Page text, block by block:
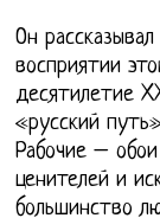
Он
восприятии
десятилетие
«русский
Рабочие –
ценителей и
большинство